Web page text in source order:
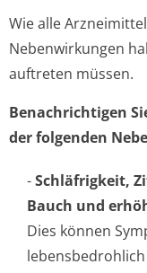
Wie alle
Nebenwirkungen
auftreten müssen.
Benachrichtigen
der folgenden
-Schläfrigkeit,
Bauch und
Dies können
lebensbedrohlich